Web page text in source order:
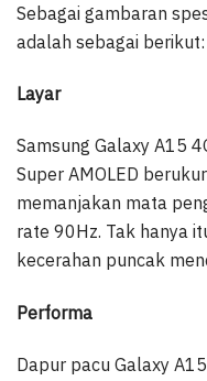
Sebagai gambaran
adalah sebagai berikut:
Layar
Samsung Galaxy A15
Super AMOLED
memanjakan mata
rate 90Hz. Tak hanya
kecerahan puncak
Performa
Dapur pacu Galaxy